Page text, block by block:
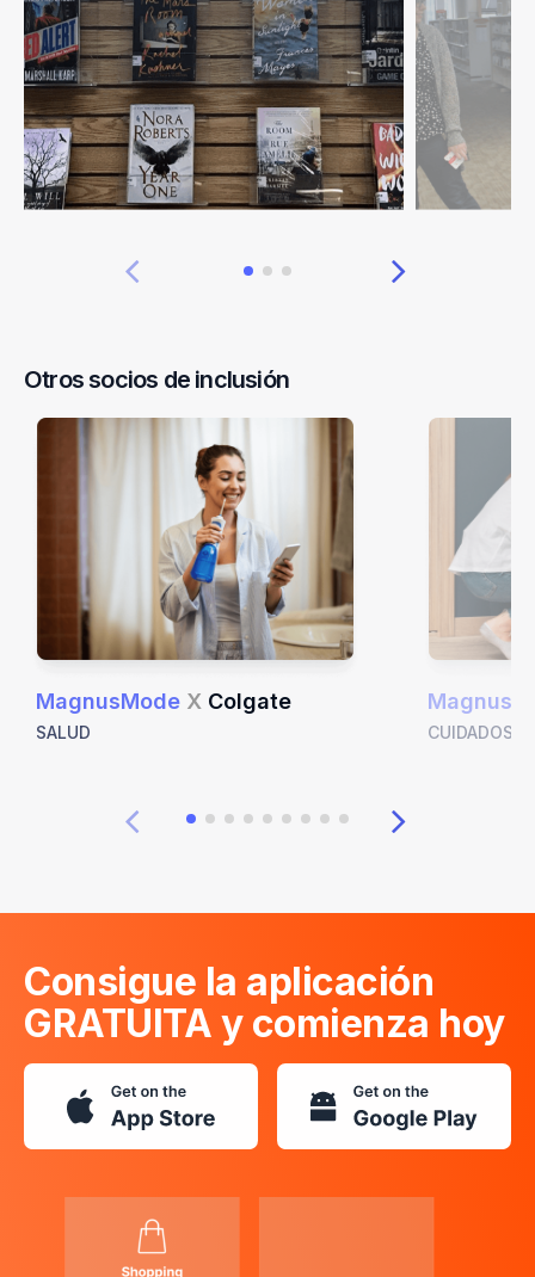
Otros socios de inclusión
MagnusMode X Colgate
SALUD CUIDADOS
Consigue la aplicación
GRATUITA y comienza hoy